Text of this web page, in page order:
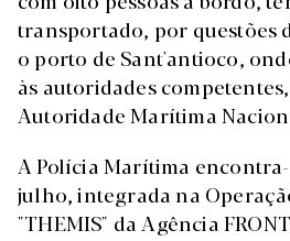
transportado, por questões
o porto de Sant'antioco,
às autoridades
Autoridade Marítima
A Polícia Marítima encontra-
julho, integrada na
"THEMIS" da Agência